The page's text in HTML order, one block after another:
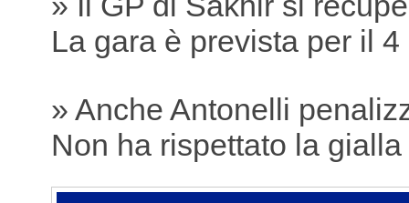
La gara è prevista per il 4
» Anche Antonelli
Non ha rispettato la gialla